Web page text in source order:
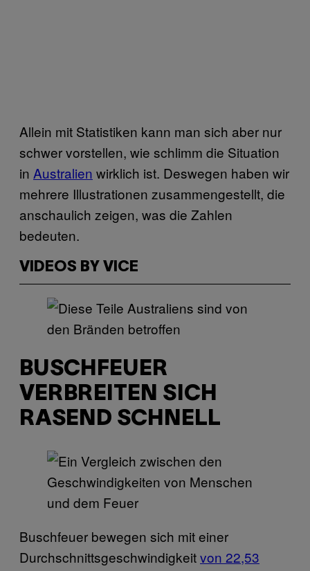
Allein mit Statistiken kann man sich aber nur
schwer vorstellen, wie schlimm die Situation
in Australien wirklich ist. Deswegen haben wir
mehrere Illustrationen zusammengestellt, die
anschaulich zeigen, was die Zahlen
bedeuten.
VIDEOS BY VICE
BUSCHFEUER
VERBREITEN SICH
RASEND SCHNELL
Buschfeuer bewegen sich mit einer
Durchschnittsgeschwindigkeitvon 22,53